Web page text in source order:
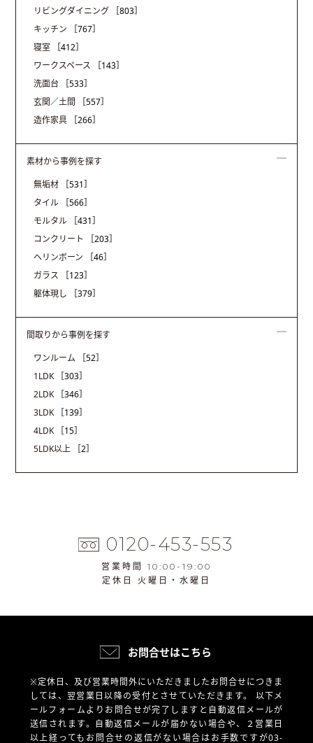
リビングダイニング
［803］
キッチン
［767］
寝室
［412］
ワークスペース
［143］
洗面台
［533］
玄関／土間
［557］
造作家具
［266］
素材から事例を探す
無垢材
［531］
タイル
［566］
モルタル
［431］
コンクリート
［203］
ヘリンボーン
［46］
ガラス
［123］
躯体現し
［379］
間取りから事例を探す
ワンルーム
［52］
1LDK
［303］
2LDK
［346］
3LDK
［139］
4LDK
［15］
5LDK以上
［2］
0120-453-553
営業時間 10:00-19:00
定休日 火曜日・水曜日
お問合せはこちら
※定休日、及び営業時間外にいただきましたお問合せにつきま
しては、翌営業日以降の受付とさせていただきます。 以下メ
ールフォームよりお問合せが完了しますと自動返信メールが
送信されます。自動返信メールが届かない場合や、
２営業日
以上経ってもお問合せの返信がない場合はお手数ですが03-